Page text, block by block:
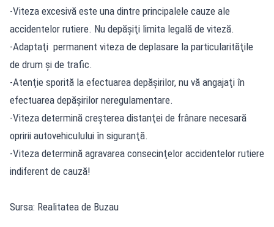
-Viteza excesivă este una dintre principalele cauze ale
accidentelor rutiere. Nu depăşiţi limita legală de viteză.
-Adaptaţi permanent viteza de deplasare la particularităţile
de drum şi de trafic.
-Atenţie sporită la efectuarea depăşirilor, nu vă angajaţi în
efectuarea depăşirilor neregulamentare.
-Viteza determină creşterea distanţei de frânare necesară
opririi autovehiculului în siguranţă.
-Viteza determină agravarea consecinţelor accidentelor rutiere
indiferent de cauză!
Sursa: Realitatea de Buzau